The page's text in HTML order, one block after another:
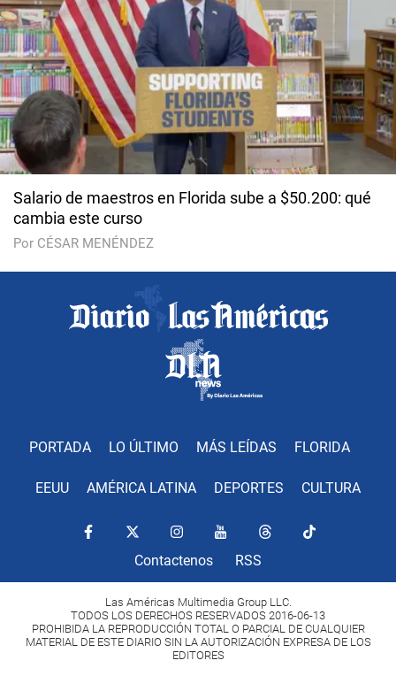
Salario de maestros en Florida sube a $50.200: qué
cambia este curso
Por CÉSAR MENÉNDEZ
PORTADA LO ÚLTIMO MÁS LEÍDAS FLORIDA
EEUU AMÉRICA LATINA DEPORTES CULTURA
Contactenos RSS
Las Américas Multimedia Group LLC.
TODOS LOS DERECHOS RESERVADOS 2016-06-13
PROHIBIDA LA REPRODUCCIÓN TOTAL O PARCIAL DE CUALQUIER
MATERIAL DE ESTE DIARIO SIN LA AUTORIZACIÓN EXPRESA DE LOS
EDITORES